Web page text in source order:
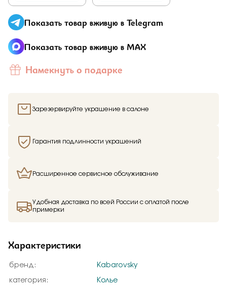
Показать товар вживую в Telegram
Показать товар вживую в MAX
Намекнуть о подарке
Зарезервируйте украшение в салоне
Гарантия подлинности украшений
Расширенное сервисное обслуживание
Удобная доставка по всей России с оплатой после
примерки
Характеристики
бренд: Kabarovsky
категория: Колье